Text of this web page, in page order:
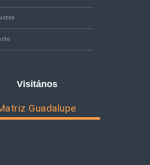
Visitános
Guadalupe